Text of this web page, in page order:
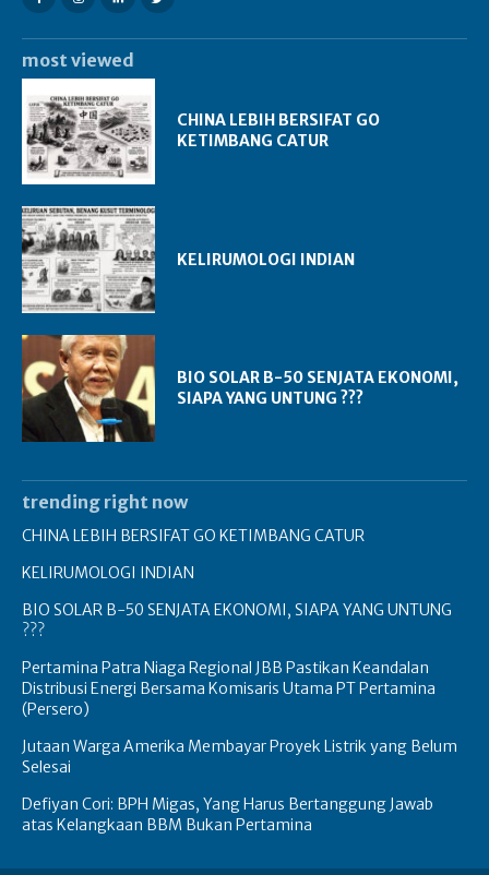
most viewed
CHINA LEBIH BERSIFAT GO
KETIMBANG CATUR
KELIRUMOLOGI INDIAN
BIO SOLAR B-50 SENJATA EKONOMI,
SIAPA YANG UNTUNG ???
trending right now
CHINA LEBIH BERSIFAT GO KETIMBANG CATUR
KELIRUMOLOGI INDIAN
BIO SOLAR B-50 SENJATA EKONOMI, SIAPA YANG UNTUNG
???
Pertamina Patra Niaga Regional JBB Pastikan Keandalan
Distribusi Energi Bersama Komisaris Utama PT Pertamina
(Persero)
Jutaan Warga Amerika Membayar Proyek Listrik yang Belum
Selesai
Defiyan Cori: BPH Migas, Yang Harus Bertanggung Jawab
atas Kelangkaan BBM Bukan Pertamina